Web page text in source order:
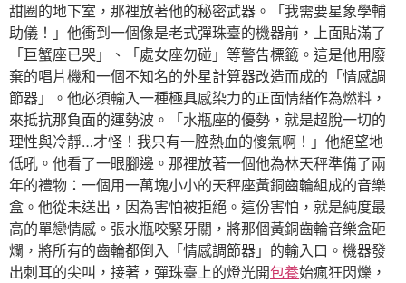
甜圈的地下室，那裡放著他的秘密武器。「我需要星象學輔
助儀！」他衝到一個像是老式彈珠臺的機器前，上面貼滿了
「巨蟹座已哭」、「處女座勿碰」等警告標籤。這是他用廢
棄的唱片機和一個不知名的外星計算器改造而成的「情感調
節器」。他必須輸入一種極具感染力的正面情緒作為燃料，
來抵抗那負面的運勢波。「水瓶座的優勢，就是超脫一切的
理性與冷靜…才怪！我只有一腔熱血的傻氣啊！」他絕望地
低吼。他看了一眼腳邊。那裡放著一個他為林天秤準備了兩
年的禮物：一個用一萬塊小小的天秤座黃銅齒輪組成的音樂
盒。他從未送出，因為害怕被拒絕。這份害怕，就是純度最
高的單戀情感。張水瓶咬緊牙關，將那個黃銅齒輪音樂盒砸
爛，將所有的齒輪都倒入「情感調節器」的輸入口。機器發
出刺耳的尖叫，接著，彈珠臺上的燈光開包養始瘋狂閃爍，